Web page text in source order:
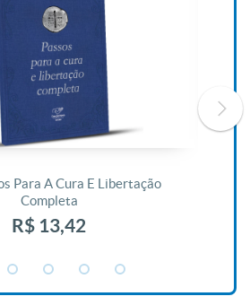
Para A Cura E Libertação
Completa
R$ 13,42